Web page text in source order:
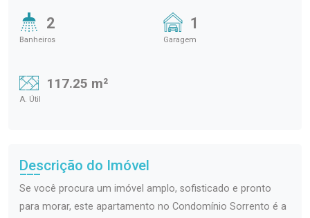
2
Banheiros
1
Garagem
117.25 m²
A. Útil
Descrição do Imóvel
Se você procura um imóvel amplo, sofisticado e pronto
para morar, este apartamento no Condomínio Sorrento é a